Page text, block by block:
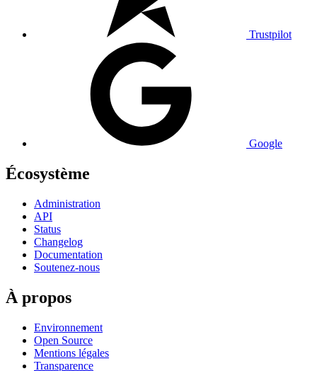
Trustpilot
Google
Écosystème
Administration
API
Status
Changelog
Documentation
Soutenez-nous
À propos
Environnement
Open Source
Mentions légales
Transparence